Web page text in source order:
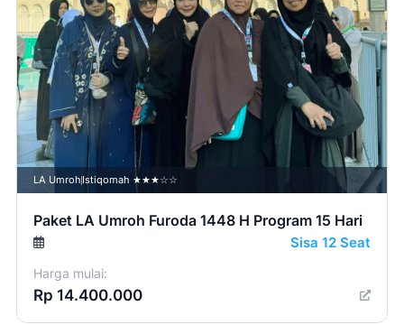
LA Umroh Istiqomah ★★★☆☆
Paket LA Umroh Furoda 1448 H Program 15 Hari
Sisa 12 Seat
Harga mulai:
Rp 14.400.000